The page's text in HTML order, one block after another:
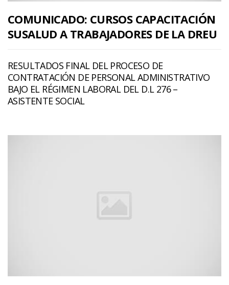
COMUNICADO: CURSOS CAPACITACIÓN
SUSALUD A TRABAJADORES DE LA DREU
RESULTADOS FINAL DEL PROCESO DE
CONTRATACIÓN DE PERSONAL ADMINISTRATIVO
BAJO EL RÉGIMEN LABORAL DEL D.L 276 –
ASISTENTE SOCIAL